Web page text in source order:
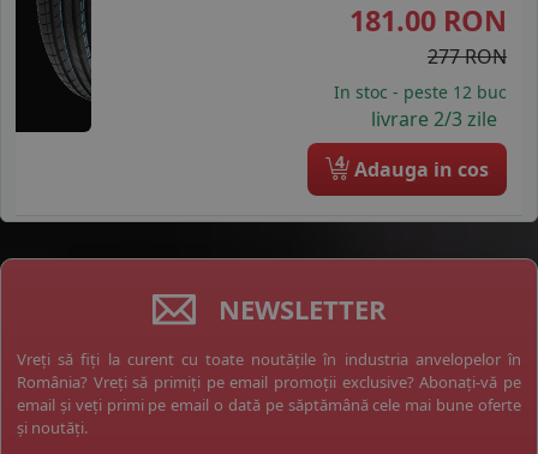
181.00 RON
277 RON
In stoc - peste 12 buc
livrare 2/3 zile
4 Adauga in cos
NEWSLETTER
Vreți să fiți la curent cu toate noutățile în industria anvelopelor în
România? Vreți să primiți pe email promoții exclusive? Abonați-vă pe
email și veți primi pe email o dată pe săptămână cele mai bune oferte
și noutăți.